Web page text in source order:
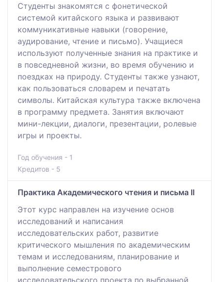
Студенты знакомятся с фонетической
системой китайского языка и развивают
коммуникативные навыки (говорение,
аудирование, чтение и письмо). Учащиеся
используют полученные знания на практике и
в повседневной жизни, во время обучению и
поездках на природу. Студенты также узнают,
как пользоваться словарем и печатать
символы. Китайская культура также включена
в программу предмета. Занятия включают
мини-лекции, диалоги, презентации, ролевые
игры и проекты.
Год обучения - 1
Кредитов - 5
Практика Академического чтения и письма II
Этот курс направлен на изучение основ
исследований и написания
исследовательских работ, развитие
критического мышления по академическим
темам и исследованиям, планирование и
выполнение семестрового
исследовательского проекта по выбранной